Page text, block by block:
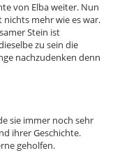
von Elba weiter. Nun
nichts mehr wie es war.
Stein ist
zu sein die
nachzudenken denn
sie immer noch sehr
ihrer Geschichte.
geholfen.